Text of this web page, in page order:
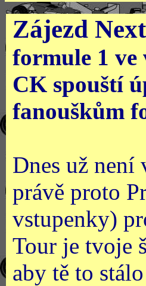
Zájezd
formule 1 ve
CK spouští
fanouškům
Dnes už
právě proto
vstupenky)
Tour je tvoje
aby tě to